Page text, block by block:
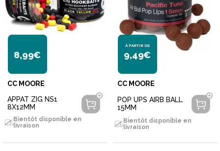
8,99€
CC MOORE
APPAT ZIG NS1
8X12MM
Bientôt disponible en
livraison
À PARTIR DE
9,49€
CC MOORE
POP UPS AIRB BALL
15MM
Bientôt disponible en
livraison